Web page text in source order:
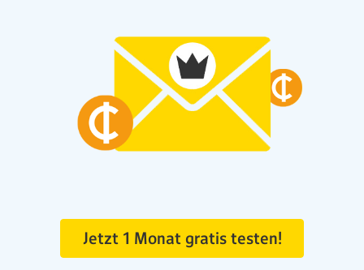
Jetzt 1 Monat gratis testen!